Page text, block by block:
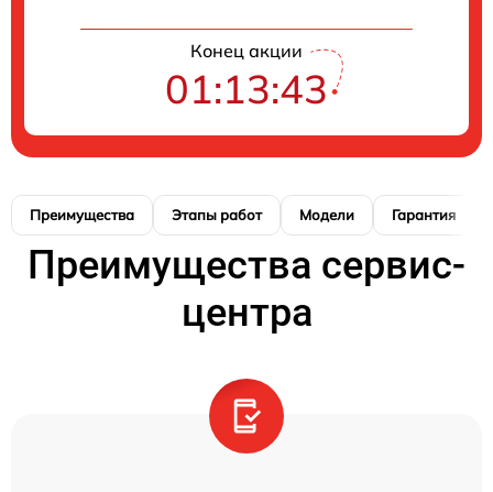
Конец акции
01:13:42
Преимущества Этапы работ Модели Гарантия
Преимущества сервис-
центра